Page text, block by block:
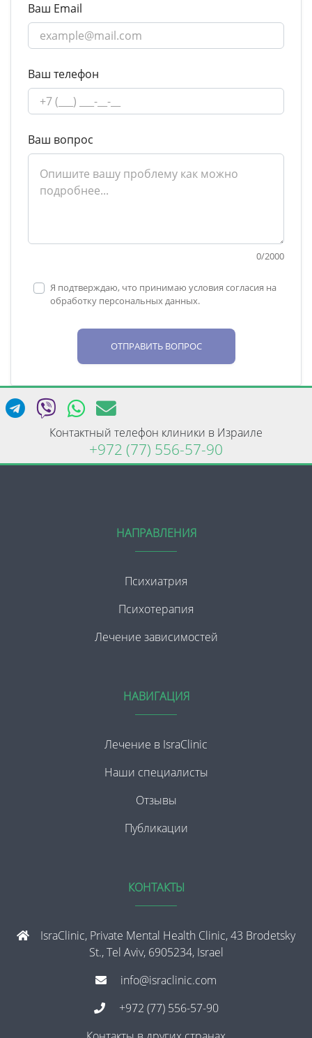
Ваш Email
Ваш телефон
Ваш вопрос
0/2000
Я подтверждаю, что принимаю условия согласия на
обработку персональных данных.
ОТПРАВИТЬ ВОПРОС
Контактный телефон клиники в Израиле
+972 (77) 556-57-90
НАПРАВЛЕНИЯ
Психиатрия
Психотерапия
Лечение зависимостей
НАВИГАЦИЯ
Лечение в IsraClinic
Наши специалисты
Отзывы
Публикации
КОНТАКТЫ
IsraClinic, Private Mental Health Clinic, 43 Brodetsky
St., Tel Aviv, 6905234, Israel
info@israclinic.com
+972 (77) 556-57-90